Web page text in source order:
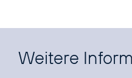
Weitere